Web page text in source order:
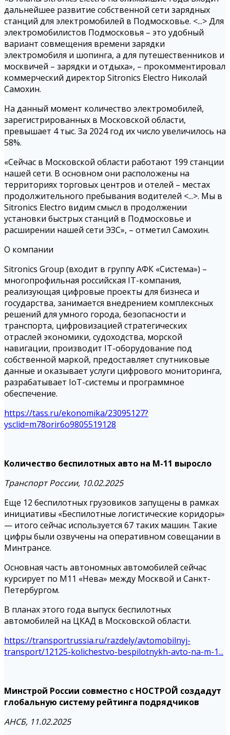
дальнейшее развитие собственной сети зарядных
станций для электромобилей в Подмосковье. <...> Для
электромобилистов Подмосковья – это удобный
вариант совмещения времени зарядки
электромобиля и шопинга, а для путешественников и
москвичей – зарядки и отдыха», – прокомментировал
коммерческий директор Sitronics Electro Николай
Самохин.
На данный момент количество электромобилей,
зарегистрированных в Московской области,
превышает 4 тыс. За 2024 год их число увеличилось на
58%.
«Сейчас в Московской области работают 199 станции
нашей сети. В основном они расположены на
территориях торговых центров и отелей – местах
продолжительного пребывания водителей <...>. Мы в
Sitronics Electro видим смысл в продолжении
установки быстрых станций в Подмосковье и
расширении нашей сети ЭЗС», – отметил Самохин.
О компании
Sitronics Group (входит в группу АФК «Система») –
многопрофильная российская IT-компания,
реализующая цифровые проекты для бизнеса и
государства, занимается внедрением комплексных
решений для умного города, безопасности и
транспорта, цифровизацией стратегических
отраслей экономики, судоходства, морской
навигации, производит IT-оборудование под
собственной маркой, предоставляет спутниковые
данные и оказывает услуги цифрового мониторинга,
разрабатывает IoT-системы и программное
обеспечение.
https://tass.ru/ekonomika/23095127?
ysclid=m78orir6o9805519128
Количество беспилотных авто на М-11 выросло
Транспорт России, 10.02.2025
Еще 12 беспилотных грузовиков запущены в рамках
инициативы «Беспилотные логистические коридоры»
— итого сейчас используется 67 таких машин. Такие
цифры были озвучены на оперативном совещании в
Минтрансе.
Основная часть автономных автомобилей сейчас
курсирует по М11 «Нева» между Москвой и Санкт-
Петербургом.
В планах этого года выпуск беспилотных
автомобилей на ЦКАД в Московской области.
https://transportrussia.ru/razdely/avtomobilnyj-
transport/12125-kolichestvo-bespilotnykh-avto-na-m-1...
Минстрой России совместно с НОСТРОЙ создадут
глобальную систему рейтинга подрядчиков
АНСБ, 11.02.2025